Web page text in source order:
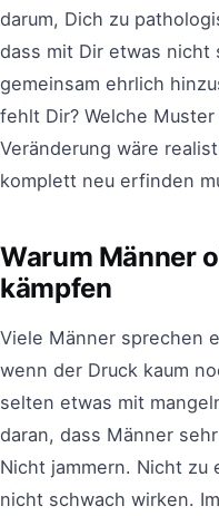
darum, Dich zu
dass mit Dir etwas nicht
gemeinsam ehrlich
fehlt Dir? Welche
Veränderung wäre
komplett neu erfinden
Warum Männer
kämpfen
Viele Männer sprechen
wenn der Druck kaum
selten etwas mit
daran, dass Männer
Nicht jammern. Nicht
nicht schwach wirken.